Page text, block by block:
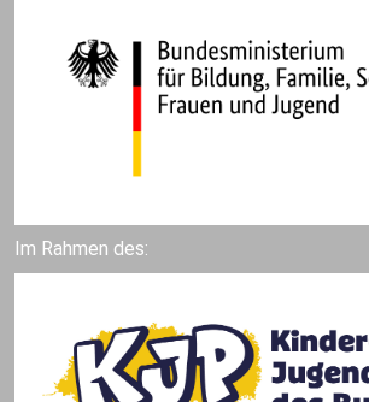
Im Rahmen des: